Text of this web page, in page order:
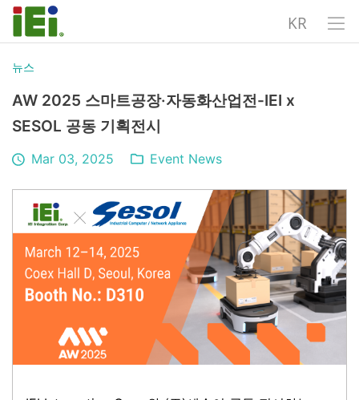
KR
뉴스
AW 2025 스마트공장·자동화산업전-IEI x
SESOL 공동 기획전시
Mar 03, 2025 Event News